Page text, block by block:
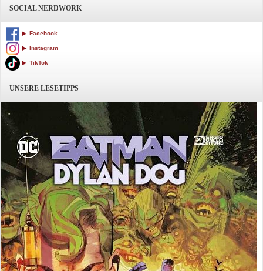
SOCIAL NERDWORK
Facebook
Instagram
TikTok
UNSERE LESETIPPS